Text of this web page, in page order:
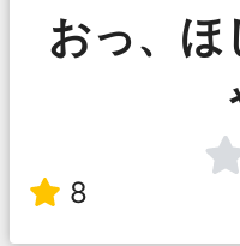
おっ、ほ
8